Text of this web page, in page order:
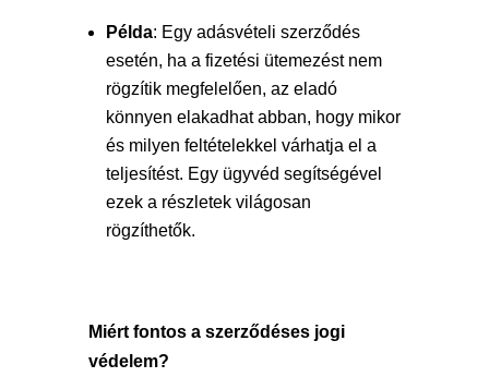
Példa: Egy adásvételi szerződés
esetén, ha a fizetési ütemezést nem
rögzítik megfelelően, az eladó
könnyen elakadhat abban, hogy mikor
és milyen feltételekkel várhatja el a
teljesítést. Egy ügyvéd segítségével
ezek a részletek világosan
rögzíthetők.
Miért fontos a szerződéses jogi
védelem?